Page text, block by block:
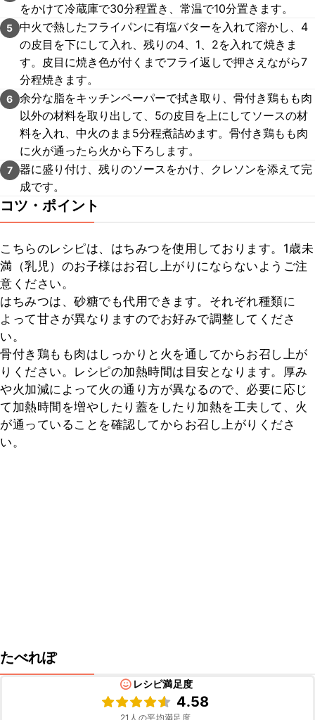
をかけて冷蔵庫で30分程置き、常温で10分置きます。
5 中火で熱したフライパンに有塩バターを入れて溶かし、4
の皮目を下にして入れ、残りの4、1、2を入れて焼きま
す。皮目に焼き色が付くまでフライ返しで押さえながら7
分程焼きます。
6 余分な脂をキッチンペーパーで拭き取り、骨付き鶏もも肉
以外の材料を取り出して、5の皮目を上にしてソースの材
料を入れ、中火のまま5分程煮詰めます。骨付き鶏もも肉
に火が通ったら火から下ろします。
7 器に盛り付け、残りのソースをかけ、クレソンを添えて完
成です。
コツ・ポイント
こちらのレシピは、はちみつを使用しております。1歳未
満（乳児）のお子様はお召し上がりにならないようご注
意ください。
はちみつは、砂糖でも代用できます。それぞれ種類に
よって甘さが異なりますのでお好みで調整してくださ
い。
骨付き鶏もも肉はしっかりと火を通してからお召し上が
りください。レシピの加熱時間は目安となります。厚み
や火加減によって火の通り方が異なるので、必要に応じ
て加熱時間を増やしたり蓋をしたり加熱を工夫して、火
が通っていることを確認してからお召し上がりくださ
い。
たべれぽ
レシピ満足度
4.58
21 人の平均満足度